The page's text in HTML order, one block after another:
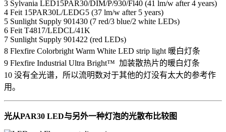
3 Sylvania LED15PAR30/DIM/P/930/Fl40 (41 lm/w after 4 years)
4 Feit 15PAR30L/LEDG5 (37 lm/w after 5 years)
5 Sunlight Supply 901430 (7 red/3 blue/2 white LEDs)
6 Feit T4817/LEDCL/41K
7 Sunlight Supply 901422 (red LEDs)
8 Flexfire Colorbright Warm White LED strip light 暖白灯条
9 Flexfire Industrial Ultra Bright™ 加装散热片的暖白灯条
10 没有全光谱，所以流明数对于其他的灯没有太大的参考作
用。
光从PAR30 LED与另外一种灯泡的光散布比较图